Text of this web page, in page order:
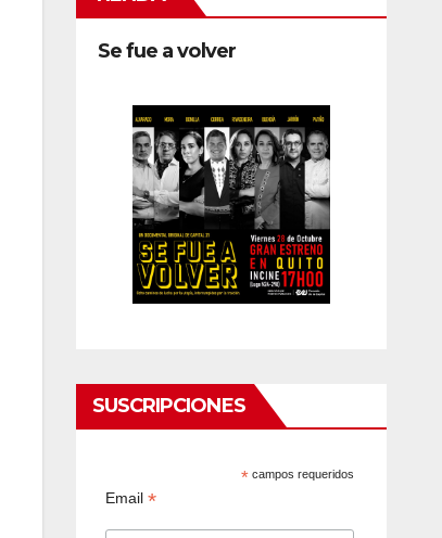
Se fue a volver
SUSCRIPCIONES
* campos requeridos
Email *